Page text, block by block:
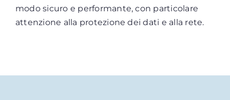
modo sicuro e performante, con particolare
attenzione alla protezione dei dati e alla rete.